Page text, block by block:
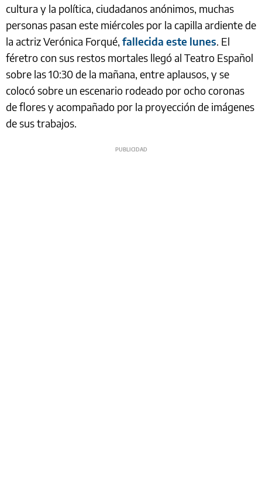
cultura y la política, ciudadanos anónimos, muchas
personas pasan este miércoles por la capilla ardiente de
la actriz Verónica Forqué, fallecida este lunes. El
féretro con sus restos mortales llegó al Teatro Español
sobre las 10:30 de la mañana, entre aplausos, y se
colocó sobre un escenario rodeado por ocho coronas
de flores y acompañado por la proyección de imágenes
de sus trabajos.